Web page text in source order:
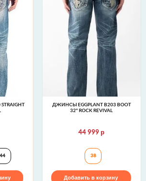
TENDRIL J200 STRAIGHT Rock Revival
44
ДЖИНСЫ EGGPLANT B203 BOOT
32" ROCK REVIVAL
44 999р
Джинсы
38
Добавить в корзину